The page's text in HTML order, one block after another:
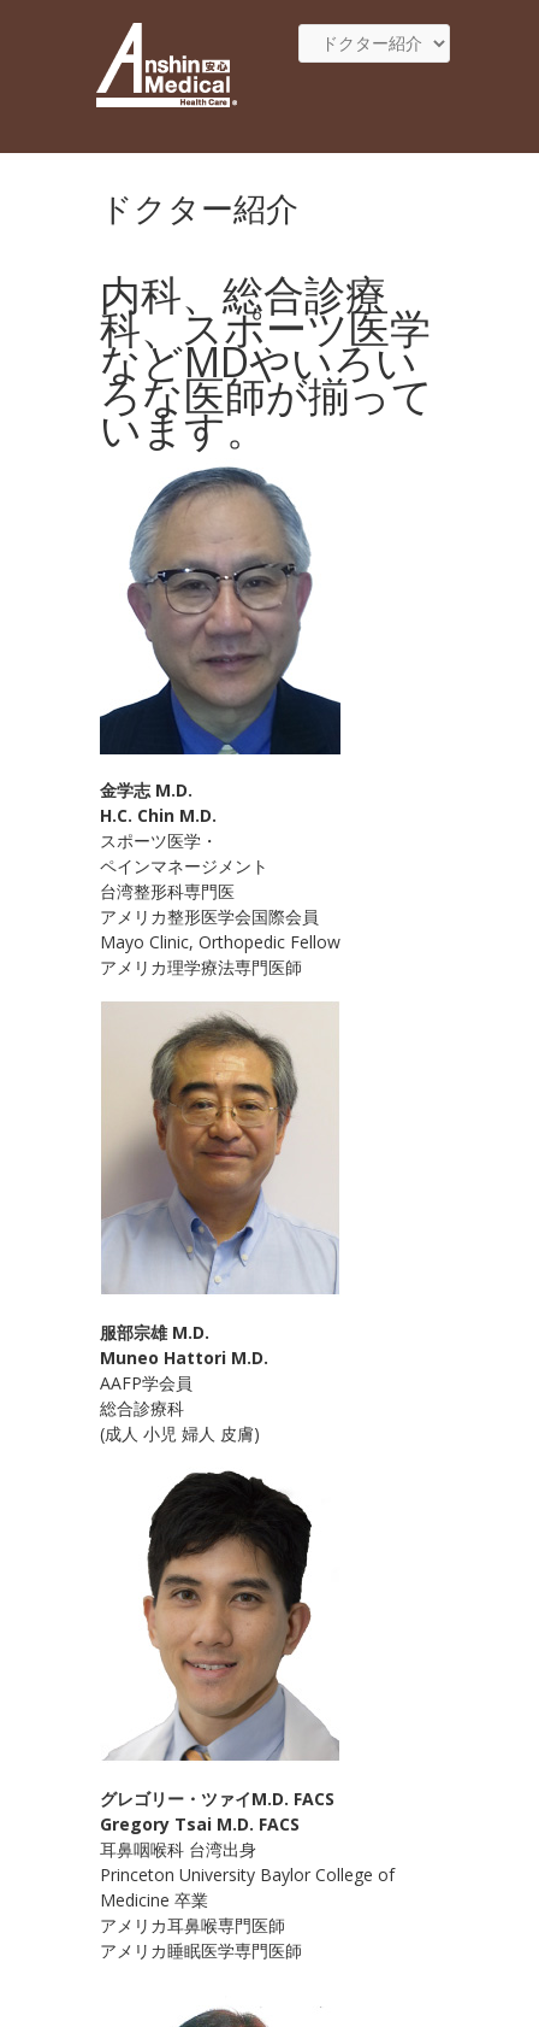
ドクター紹介
内科、総合診療
科、スポーツ医学
などMDやいろい
ろな医師が揃って
います。
金学志 M.D.
H.C. Chin M.D.
スポーツ医学・
ペインマネージメント
台湾整形科専門医
アメリカ整形医学会国際会員
Mayo Clinic, Orthopedic Fellow
アメリカ理学療法専門医師
服部宗雄 M.D.
Muneo Hattori M.D.
AAFP学会員
総合診療科
(成人 小児 婦人 皮膚)
グレゴリー・ツァイM.D. FACS
Gregory Tsai M.D. FACS
耳鼻咽喉科 台湾出身
Princeton University Baylor College of
Medicine 卒業
アメリカ耳鼻喉専門医師
アメリカ睡眠医学専門医師